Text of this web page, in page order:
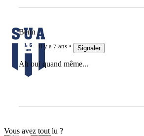
Benn
il y a 7 ans Signaler
Ah oui quand même...
Vous avez tout lu ?